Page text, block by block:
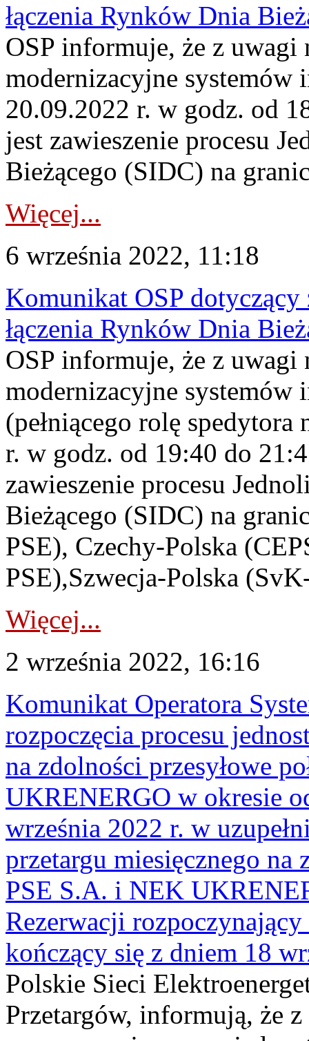
łączenia Rynków Dnia
OSP informuje, że z uwagi
modernizacyjne
20.09.2022 r. w godz. od
jest zawieszenie procesu
Bieżącego (SIDC) na
Więcej...
6 września 2022, 11:18
Komunikat OSP dotyczący
łączenia Rynków Dnia
OSP informuje, że z uwagi
modernizacyjne
(pełniącego rolę
r. w godz. od 19:40 do
zawieszenie procesu
Bieżącego (SIDC) na
PSE), Czechy-Polska
PSE),Szwecja-Polska
Więcej...
2 września 2022, 16:16
Komunikat Operatora
rozpoczęcia procesu
na zdolności przesyłowe
UKRENERGO w okresie
września 2022 r. w
przetargu miesięcznego na
PSE S.A. i NEK
Rezerwacji
kończący się z dniem 18
Polskie Sieci
Przetargów, informują, że